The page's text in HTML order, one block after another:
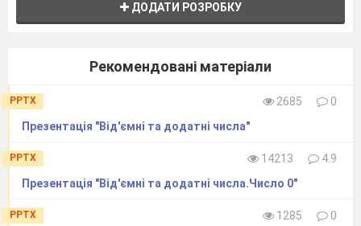
ДОДАТИ РОЗРОБКУ
Рекомендовані матеріали
PPTX 2685
0
Презентація "Від'ємні та додатні числа"
PPTX 14213
4.9
Презентація "Від'ємні та додатні числа.Число 0"
PPTX 1285
0